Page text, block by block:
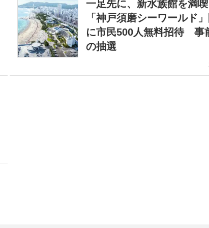
一足先に、新水族館を満
「神戸須磨シーワールド
に市民500人無料招待 事
の抽選